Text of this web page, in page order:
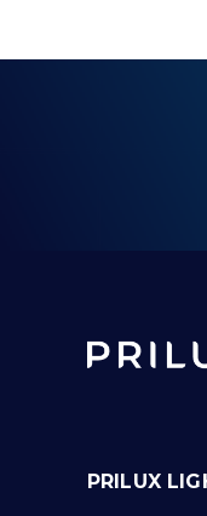
PRILUX